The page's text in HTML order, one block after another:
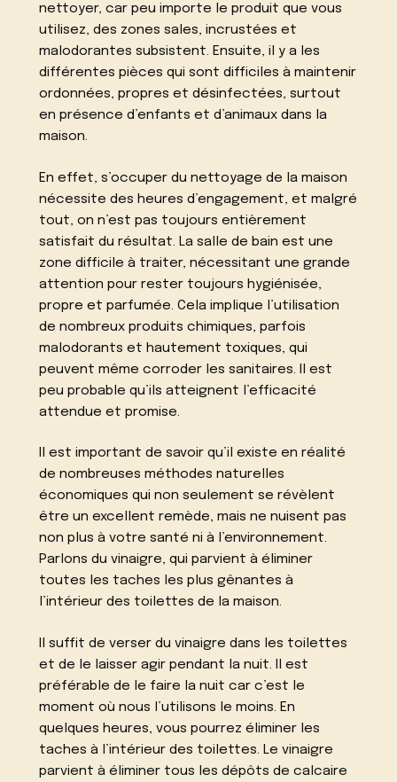
nettoyer, car peu importe le produit que vous
utilisez, des zones sales, incrustées et
malodorantes subsistent. Ensuite, il y a les
différentes pièces qui sont difficiles à maintenir
ordonnées, propres et désinfectées, surtout
en présence d’enfants et d’animaux dans la
maison.
En effet, s’occuper du nettoyage de la maison
nécessite des heures d’engagement, et malgré
tout, on n’est pas toujours entièrement
satisfait du résultat. La salle de bain est une
zone difficile à traiter, nécessitant une grande
attention pour rester toujours hygiénisée,
propre et parfumée. Cela implique l’utilisation
de nombreux produits chimiques, parfois
malodorants et hautement toxiques, qui
peuvent même corroder les sanitaires. Il est
peu probable qu’ils atteignent l’efficacité
attendue et promise.
Il est important de savoir qu’il existe en réalité
de nombreuses méthodes naturelles
économiques qui non seulement se révèlent
être un excellent remède, mais ne nuisent pas
non plus à votre santé ni à l’environnement.
Parlons du vinaigre, qui parvient à éliminer
toutes les taches les plus gênantes à
l’intérieur des toilettes de la maison.
Il suffit de verser du vinaigre dans les toilettes
et de le laisser agir pendant la nuit. Il est
préférable de le faire la nuit car c’est le
moment où nous l’utilisons le moins. En
quelques heures, vous pourrez éliminer les
taches à l’intérieur des toilettes. Le vinaigre
parvient à éliminer tous les dépôts de calcaire